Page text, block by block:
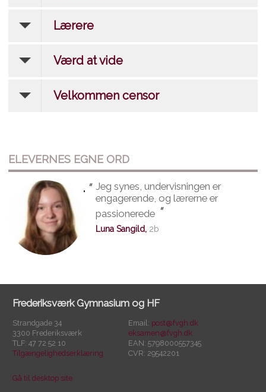
Lærere
Værd at vide
Velkommen censor
ELEVERNES EGNE ORD
" " Jeg synes, undervisningen er
engagerende, og lærerne er
passionerede "
Luna Sangild, 2b
Frederiksværk Gymnasium og HF
Strandgade 34
3300 Frederiksværk
TLF: 47 72 52 10
Tilgængelighedserklæring
Email: post@fvgh.dk
eksamen@fvgh.dk
EAN: 5798000557345
CVR: 29542201
Gå til desktop site